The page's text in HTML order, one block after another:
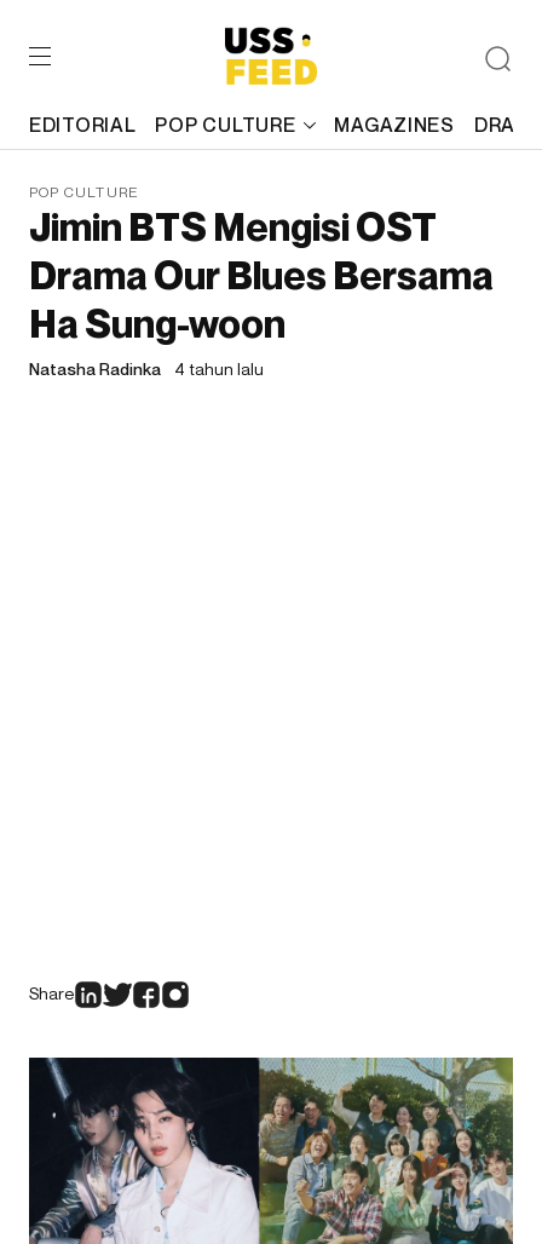
EDITORIAL POP CULTURE MAGAZINES
POP CULTURE
Jimin BTS Mengisi OST
Drama Our Blues Bersama
Ha Sung-woon
Natasha Radinka 4 tahun lalu
Share